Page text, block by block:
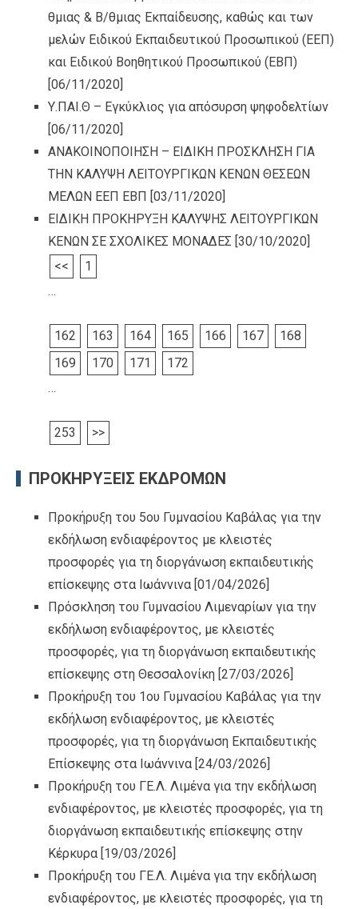
θμιας & Β/θμιας Εκπαίδευσης, καθώς και των
μελών Ειδικού Εκπαιδευτικού Προσωπικού (ΕΕΠ)
και Ειδικού Βοηθητικού Προσωπικού (ΕΒΠ)
[06/11/2020]
Υ.ΠΑΙ.Θ – Εγκύκλιος για απόσυρση ψηφοδελτίων
[06/11/2020]
ΑΝΑΚΟΙΝΟΠΟΙΗΣΗ – ΕΙΔΙΚΗ ΠΡΟΣΚΛΗΣΗ ΓΙΑ
ΤΗΝ ΚΑΛΥΨΗ ΛΕΙΤΟΥΡΓΙΚΩΝ ΚΕΝΩΝ ΘΕΣΕΩΝ
ΜΕΛΩΝ ΕΕΠ ΕΒΠ [03/11/2020]
ΕΙΔΙΚΗ ΠΡΟΚΗΡΥΞΗ ΚΑΛΥΨΗΣ ΛΕΙΤΟΥΡΓΙΚΩΝ
ΚΕΝΩΝ ΣΕ ΣΧΟΛΙΚΕΣ ΜΟΝΑΔΕΣ [30/10/2020]
<<
1
…
162 163 164 165 166 167
168
169
170 171
172
…
253 >>
ΠΡΟΚΗΡΥΞΕΙΣ ΕΚΔΡΟΜΩΝ
Προκήρυξη του 5ου Γυμνασίου Καβάλας για την
εκδήλωση ενδιαφέροντος με κλειστές
προσφορές για τη διοργάνωση εκπαιδευτικής
επίσκεψης στα Ιωάννινα [01/04/2026]
Πρόσκληση του Γυμνασίου Λιμεναρίων για την
εκδήλωση ενδιαφέροντος, με κλειστές
προσφορές, για τη διοργάνωση εκπαιδευτικής
επίσκεψης στη Θεσσαλονίκη [27/03/2026]
Προκήρυξη του 1ου Γυμνασίου Καβάλας για την
εκδήλωση ενδιαφέροντος, με κλειστές
προσφορές, για τη διοργάνωση Εκπαιδευτικής
Επίσκεψης στα Ιωάννινα [24/03/2026]
Προκήρυξη του ΓΕ.Λ. Λιμένα για την εκδήλωση
ενδιαφέροντος, με κλειστές προσφορές, για τη
διοργάνωση εκπαιδευτικής επίσκεψης στην
Κέρκυρα [19/03/2026]
Προκήρυξη του ΓΕ.Λ. Λιμένα για την εκδήλωση
ενδιαφέροντος, με κλειστές προσφορές, για τη